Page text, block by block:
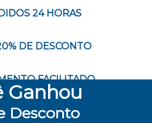
24 HORAS
DE DESCONTO
FACILITADO
RÁPIDO
Ganhou
Desconto